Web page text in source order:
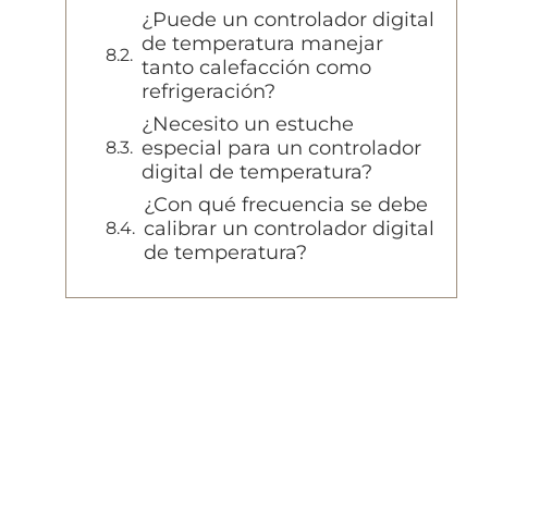
¿Puede un controlador digital
de temperatura manejar
tanto calefacción como
refrigeración?
¿Necesito un estuche
especial para un controlador
digital de temperatura?
¿Con qué frecuencia se debe
calibrar un controlador digital
de temperatura?